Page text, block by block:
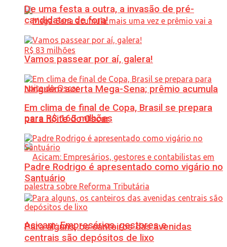
Ninguém acerta Mega-Sena; prêmio acumula
para R$ 165 milhões
Acicam: Empresários, gestores e
De uma festa a outra, a invasão de pré-
candidatos de fora!
Vamos passear por aí, galera!
Em clima de final de Copa, Brasil se prepara
para noite do Oscar
Padre Rodrigo é apresentado como vigário no
Santuário
Para alguns, os canteiros das avenidas
centrais são depósitos de lixo